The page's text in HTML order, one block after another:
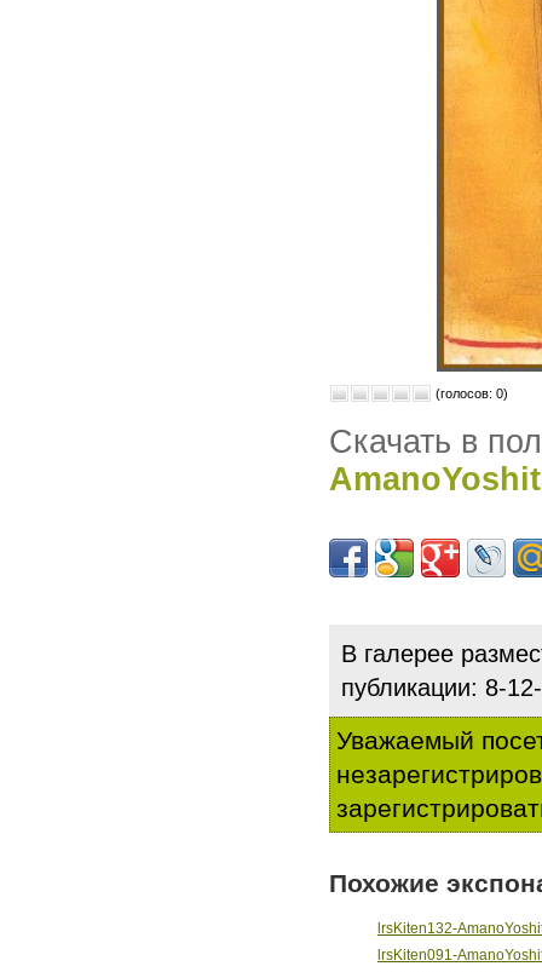
(голосов: 0)
Скачать в
В галерее
публикации: 8-
Уважаемый
Похожие
lrsKiten132-
lrsKiten091-